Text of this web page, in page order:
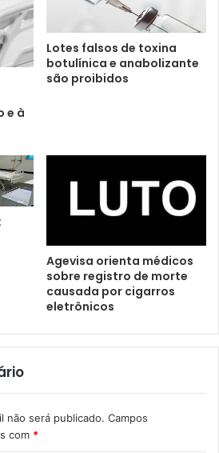
e à
Lotes falsos de toxina
botulínica e anabolizante
são proibidos
Agevisa orienta médicos
sobre registro de morte
causada por cigarros
eletrônicos
não será publicado. Campos
com *